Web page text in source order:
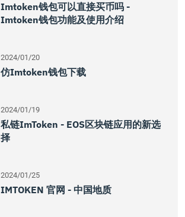
Imtoken钱包可以直接买币吗 -
Imtoken钱包功能及使用介绍
2024/01/20
仿imtoken钱包下载
2024/01/19
私链imToken - EOS区块链应用的新选
择
2024/01/25
IMTOKEN 官网 - 中国地质